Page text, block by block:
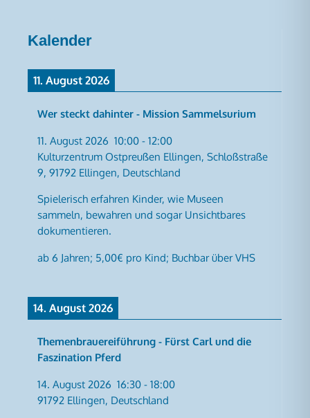
Kalender
11. August 2026
Wer steckt dahinter - Mission Sammelsurium
11. August 2026 10:00 -12:00
Kulturzentrum Ostpreußen Ellingen, Schloßstraße
9, 91792 Ellingen, Deutschland
Spielerisch erfahren Kinder, wie Museen
sammeln, bewahren und sogar Unsichtbares
dokumentieren.
ab 6 Jahren; 5,00€ pro Kind; Buchbar über VHS
14. August 2026
Themenbrauereiführung - Fürst Carl und die
Faszination Pferd
14. August 2026 16:30 -18:00
91792 Ellingen, Deutschland